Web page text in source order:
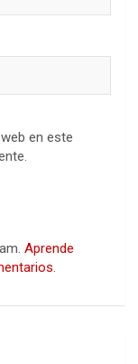
en este
Aprende
.